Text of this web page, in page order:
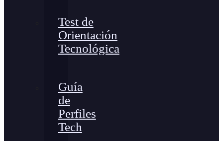
Test de
Orientación
Tecnológica
Guía
de
Perfiles
Tech